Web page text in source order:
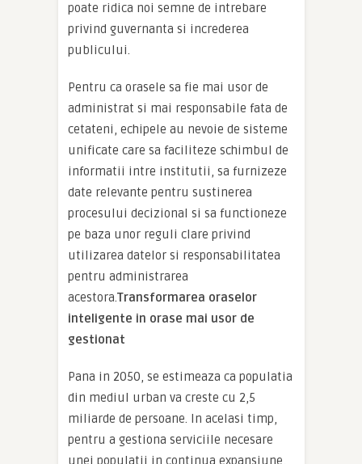
poate ridica noi semne de intrebare
privind guvernanta si increderea
publicului.
Pentru ca orasele sa fie mai usor de
administrat si mai responsabile fata de
cetateni, echipele au nevoie de sisteme
unificate care sa faciliteze schimbul de
informatii intre institutii, sa furnizeze
date relevante pentru sustinerea
procesului decizional si sa functioneze
pe baza unor reguli clare privind
utilizarea datelor si responsabilitatea
pentru administrarea
acestora.Transformarea oraselor
inteligente in orase mai usor de
gestionat
Pana in 2050, se estimeaza ca populatia
din mediul urban va creste cu 2,5
miliarde de persoane. In acelasi timp,
pentru a gestiona serviciile necesare